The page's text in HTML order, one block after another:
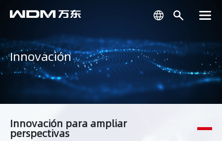
Innovación
Innovación para ampliar
perspectivas